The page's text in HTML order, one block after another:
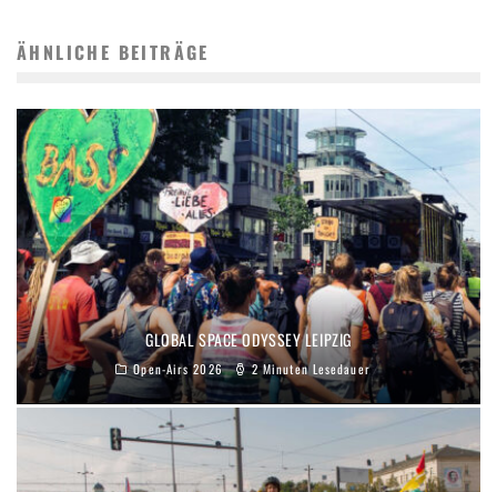
ÄHNLICHE BEITRÄGE
GLOBAL SPACE ODYSSEY LEIPZIG
Open-Airs 2026 2 Minuten Lesedauer